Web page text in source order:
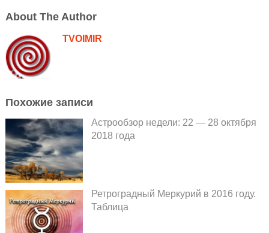
About The Author
TVOIMIR
Похожие записи
Астрообзор недели: 22 — 28 октября
2018 года
Ретроградный Меркурий в 2016 году.
Таблица